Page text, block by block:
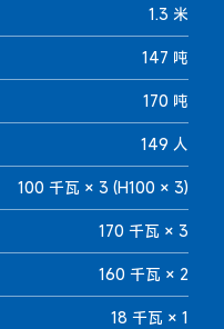
1.3 米
147 吨
170 吨
149 人
100 千瓦 × 3 (H100 × 3)
170 千瓦 × 3
160 千瓦 × 2
18 千瓦 × 1